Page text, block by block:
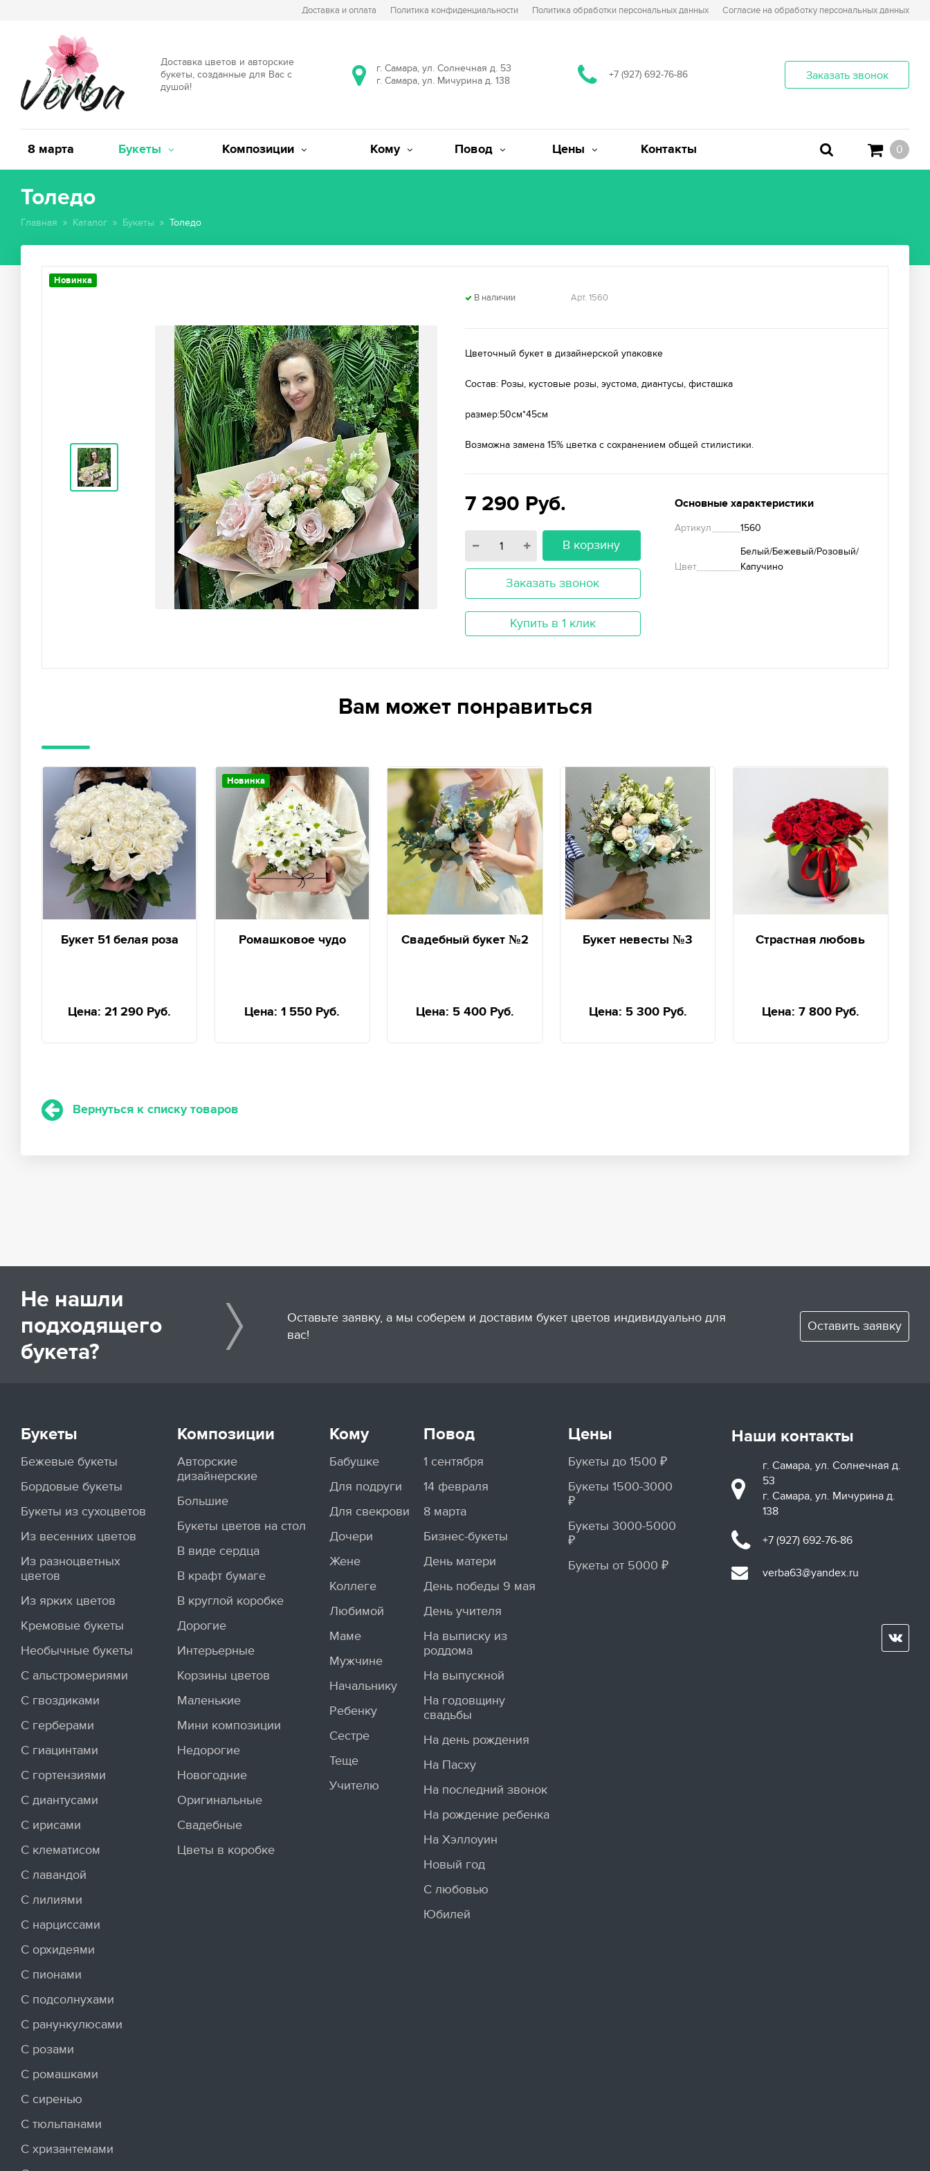
Доставка и оплата Политика конфиденциальности Политика обработки персональных данных Согласие на обработку персональных данных
Доставка цветов и авторские
букеты, созданные для Вас с
душой!
г. Самара, ул. Солнечная д. 53
г. Самара, ул. Мичурина д. 138
+7 (927) 692-76-86 Заказать звонок
8 марта Букеты Композиции Кому Повод Цены Контакты 0
Толедо
Главная Каталог Букеты Толедо
Новинка
В наличии
Арт. 1560
Цветочный букет в дизайнерской упаковке
Состав: Розы, кустовые розы, эустома, диантусы, фисташка
размер:50см*45см
Возможна замена 15% цветка с сохранением общей стилистики.
7 290 Руб.
В корзину
Заказать звонок
Купить в 1 клик
Основные характеристики
Артикул 1560
Цвет
Белый/Бежевый/Розовый/
Капучино
Вам может понравиться
Букет 51 белая роза
Цена: 21 290 Руб.
Новинка
Ромашковое чудо
Цена: 1 550 Руб.
Свадебный букет №2
Цена: 5 400 Руб.
Букет невесты №3
Цена: 5 300 Руб.
Страстная любовь
Цена: 7 800 Руб.
Вернуться к списку товаров
Не нашли
подходящего
букета?
Оставьте заявку, а мы соберем и доставим букет цветов индивидуально для
вас!
Оставить заявку
Букеты
Бежевые букеты
Бордовые букеты
Букеты из сухоцветов
Из весенних цветов
Из разноцветных
цветов
Из ярких цветов
Кремовые букеты
Необычные букеты
С альстромериями
С гвоздиками
С герберами
С гиацинтами
С гортензиями
С диантусами
С ирисами
С клематисом
С лавандой
С лилиями
С нарциссами
С орхидеями
С пионами
С подсолнухами
С ранункулюсами
С розами
С ромашками
С сиренью
С тюльпанами
С хризантемами
Композиции
Авторские
дизайнерские
Большие
Букеты цветов на стол
В виде сердца
В крафт бумаге
В круглой коробке
Дорогие
Интерьерные
Корзины цветов
Маленькие
Мини композиции
Недорогие
Новогодние
Оригинальные
Свадебные
Цветы в коробке
Кому
Бабушке
Для подруги
Для свекрови
Дочери
Жене
Коллеге
Любимой
Маме
Мужчине
Начальнику
Ребенку
Сестре
Теще
Учителю
Повод
1 сентября
14 февраля
8 марта
Бизнес-букеты
День матери
День победы 9 мая
День учителя
На выписку из
роддома
На выпускной
На годовщину
свадьбы
На день рождения
На Пасху
На последний звонок
На рождение ребенка
На Хэллоуин
Новый год
С любовью
Юбилей
Цены
Букеты до 1500 ₽
Букеты 1500-3000
₽
Букеты 3000-5000
₽
Букеты от 5000 ₽
Наши контакты
г. Самара, ул. Солнечная д.
53
г. Самара, ул. Мичурина д.
138
+7 (927) 692-76-86
verba63@yandex.ru